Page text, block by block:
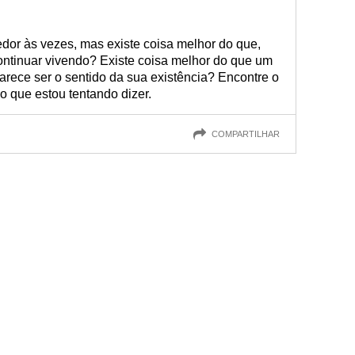
às vezes, mas existe coisa melhor do que,
vivendo? Existe coisa melhor do que um
ser o sentido da sua existência? Encontre o
que estou tentando dizer.
COMPARTILHAR